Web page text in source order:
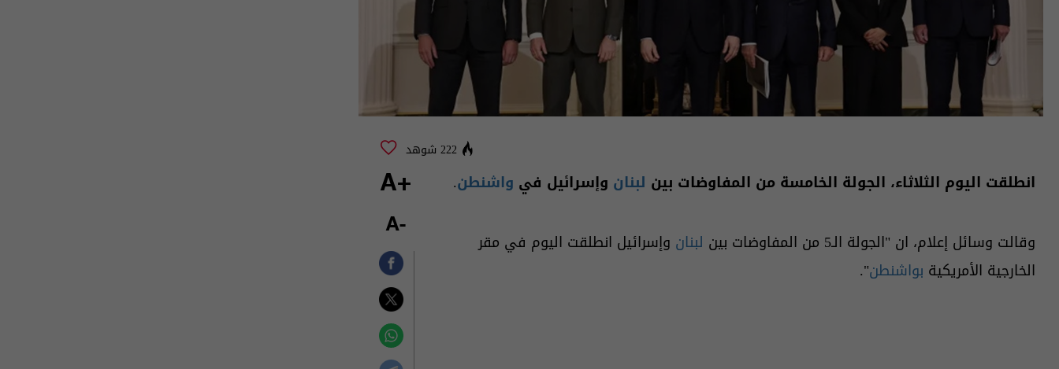
222 شوهد
انطلقت اليوم الثلاثاء، الجولة الخامسة من المفاوضات بين لبنان وإسرائيل في واشنطن.
وقالت وسائل إعلام، ان "الجولة الـ5 من المفاوضات بين لبنان وإسرائيل انطلقت اليوم في مقر
الخارجية الأمريكية بواشنطن".
+A
-A